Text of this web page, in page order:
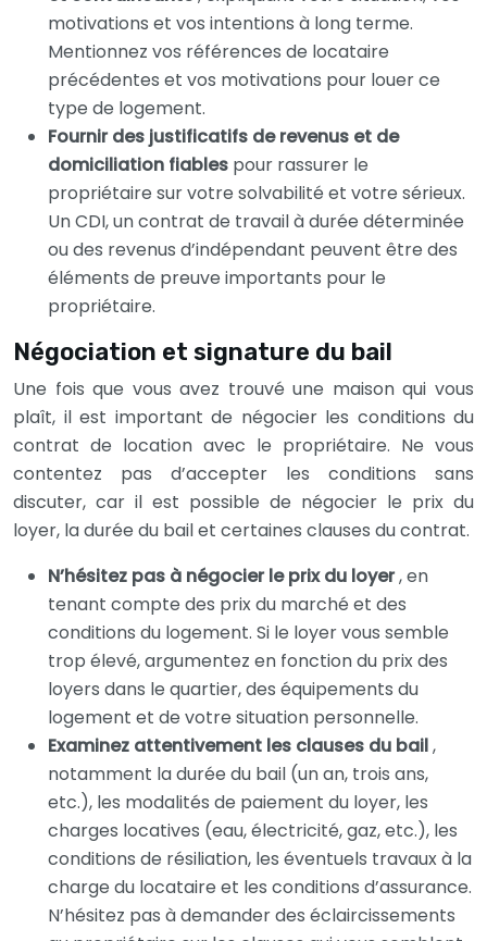
motivations et vos intentions à long terme.
Mentionnez vos références de locataire
précédentes et vos motivations pour louer ce
type de logement.
Fournir des justificatifs de revenus et de
domiciliation fiables pour rassurer le
propriétaire sur votre solvabilité et votre sérieux.
Un CDI, un contrat de travail à durée déterminée
ou des revenus d’indépendant peuvent être des
éléments de preuve importants pour le
propriétaire.
Négociation et signature du bail
Une fois que vous avez trouvé une maison qui vous
plaît, il est important de négocier les conditions du
contrat de location avec le propriétaire. Ne vous
contentez pas d’accepter les conditions sans
discuter, car il est possible de négocier le prix du
loyer, la durée du bail et certaines clauses du contrat.
N’hésitez pas à négocier le prix du loyer, en
tenant compte des prix du marché et des
conditions du logement. Si le loyer vous semble
trop élevé, argumentez en fonction du prix des
loyers dans le quartier, des équipements du
logement et de votre situation personnelle.
Examinez attentivement les clauses du bail,
notamment la durée du bail (un an, trois ans,
etc.), les modalités de paiement du loyer, les
charges locatives (eau, électricité, gaz, etc.), les
conditions de résiliation, les éventuels travaux à la
charge du locataire et les conditions d’assurance.
N’hésitez pas à demander des éclaircissements